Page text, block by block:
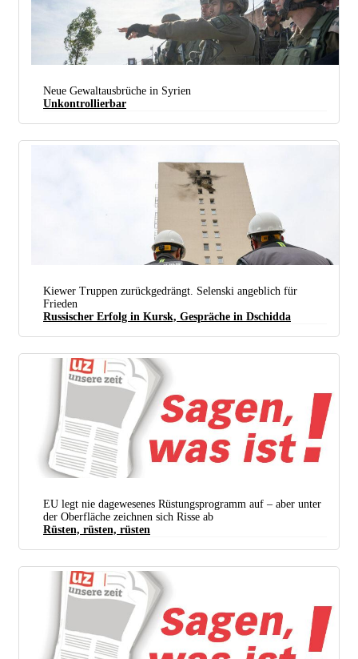
Neue Gewaltausbrüche in Syrien
Unkontrollierbar
Durch den ukrainischen Drohnenangriff beschädigtes Wohnhaus im Oblast Moskau (Foto: TASS)
Kiewer Truppen zurückgedrängt. Selenski angeblich für
Frieden
Russischer Erfolg in Kursk, Gespräche in Dschidda
EU legt nie dagewesenes Rüstungsprogramm auf – aber unter
der Oberfläche zeichnen sich Risse ab
Rüsten, rüsten, rüsten